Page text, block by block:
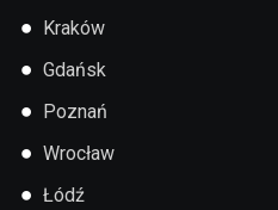
● Kraków
● Gdańsk
● Poznań
● Wrocław
● Łódź